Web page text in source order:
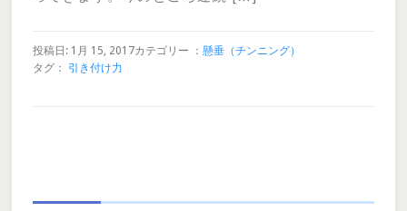
投稿日: 1月 15, 2017カテゴリー ： 懸垂（チンニング）
タグ： 引き付け力